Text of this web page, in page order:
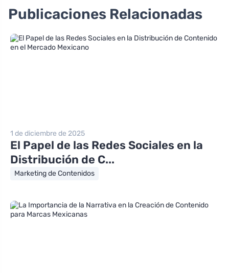
Publicaciones Relacionadas
1 de diciembre de 2025
El Papel de las Redes Sociales en la
Distribución de C...
Marketing de Contenidos